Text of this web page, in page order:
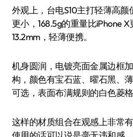
外观上，台电S10主打轻薄高颜
更小，168.5g的重量比iPhone
13.2mm，轻薄便携。
机身圆润，电镀亮面金属边框
构，颜色有宝石蓝、曜石黑、
可选，表面布满规则的白色菱
这样的材质组合在观感上非常